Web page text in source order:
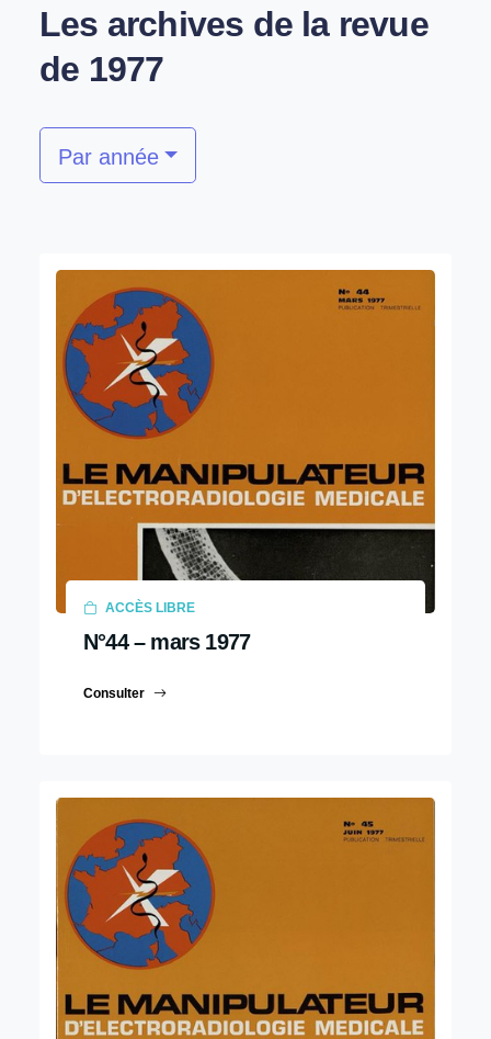
Les archives de la revue
de 1977
Par année
ACCÈS LIBRE
N°44 – mars 1977
Consulter